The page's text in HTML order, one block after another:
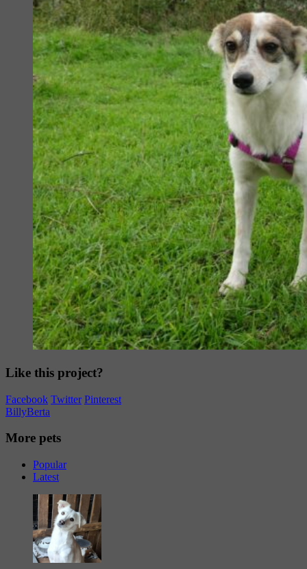
Like this project?
Facebook Twitter Pinterest
BillyBerta
More pets
Popular
Latest